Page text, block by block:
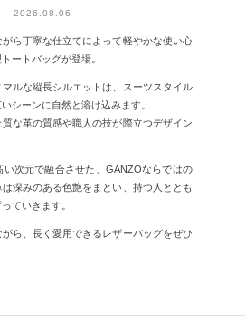
2026.08.06
ら丁寧な仕立てによって軽やかな使い心
ートバッグが登場。
ルな縦長シルエットは、スーツスタイル
シーンに自然と溶け込みます。
な革の質感や職人の技が際立つデザイン
い次元で融合させた、GANZOならではの
深みのある色艶をまとい、持つ人ととも
ていきます。
ら、長く愛用できるレザーバッグをぜひ